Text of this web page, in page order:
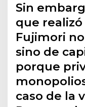
Sin
que
Fujimori
sino de
porque
caso de la